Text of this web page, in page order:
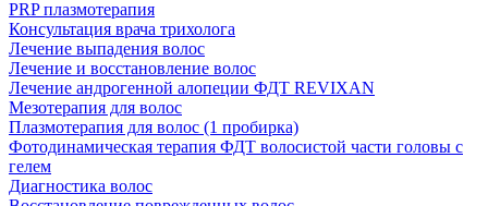
PRP плазмотерапия
Консультация врача трихолога
Лечение выпадения волос
Лечение и восстановление волос
Лечение андрогенной алопеции ФДТ REVIXAN
Мезотерапия для волос
Плазмотерапия для волос (1 пробирка)
Фотодинамическая терапия ФДТ волосистой части головы с
гелем
Диагностика волос